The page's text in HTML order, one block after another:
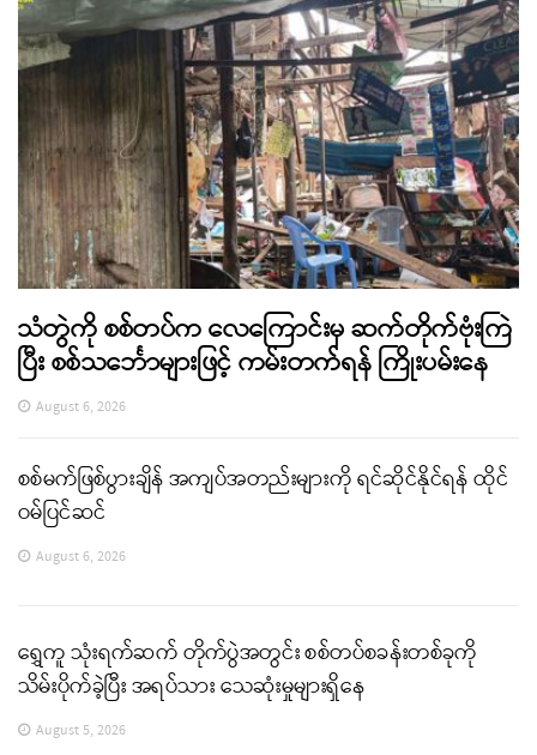
သံတွဲကို စစ်တပ်က လေကြောင်းမှ ဆက်တိုက်ဗုံးကြဲ
ပြီး စစ်သင်္ဘောများဖြင့် ကမ်းတက်ရန် ကြိုးပမ်းနေ
August 6, 2026
စစ်မက်ဖြစ်ပွားချိန် အကျပ်အတည်းများကို ရင်ဆိုင်နိုင်ရန် ထိုင်
ဝမ်ပြင်ဆင်
August 6, 2026
ရွှေကူ သုံးရက်ဆက် တိုက်ပွဲအတွင်း စစ်တပ်စခန်းတစ်ခုကို
သိမ်းပိုက်ခဲ့ပြီး အရပ်သား သေဆုံးမှုများရှိနေ
August 5, 2026